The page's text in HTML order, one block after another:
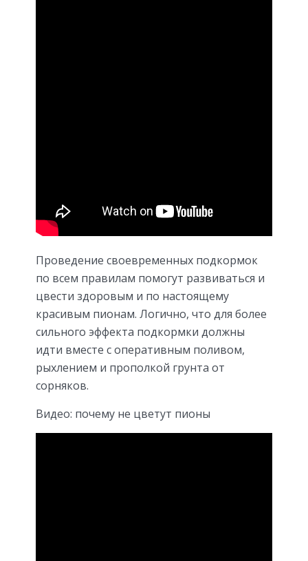
Проведение своевременных подкормок
по всем правилам помогут развиваться и
цвести здоровым и по настоящему
красивым пионам. Логично, что для более
сильного эффекта подкормки должны
идти вместе с оперативным поливом,
рыхлением и прополкой грунта от
сорняков.
Видео: почему не цветут пионы